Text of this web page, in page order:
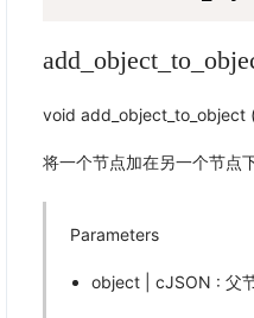
void
将一个节点加在另一个节点
Parameters
object | cJSON : 父